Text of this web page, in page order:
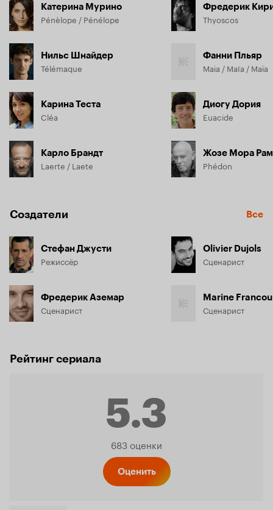
Катерина Мурино
Pénèlope / Pénélope
Нильс Шнайдер
Télémaque
Карина Теста
Cléa
Карло Брандт
Laerte / Laete
Фредерик
Thyoscos
Фанни Пльяр
Maia / MaIa / Maïa
Диогу Дория
Euacide
Жозе Мора
Phédon
Создатели Все
Стефан Джусти
Режиссёр
Фредерик Аземар
Сценарист
Olivier Dujols
Сценарист
Marine Francou
Сценарист
Рейтинг сериала
5.3
Рейтинг
683 оценки
Оценить